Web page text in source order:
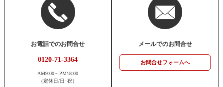
お電話でのお問合せ
0120-71-3364
AM9:00～PM18:00
（定休日/日･祝）
メールでのお問合せ
お問合せフォームへ